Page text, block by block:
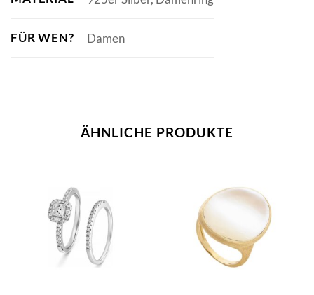
FÜR WEN? Damen
ÄHNLICHE PRODUKTE